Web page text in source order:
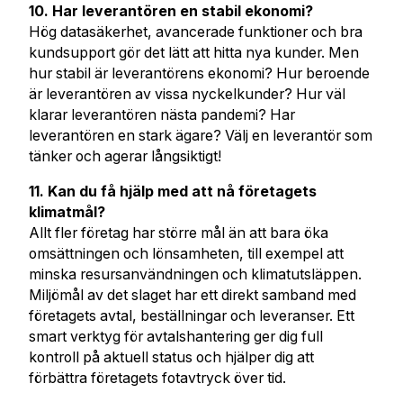
10. Har leverantören en stabil ekonomi?
Hög datasäkerhet, avancerade funktioner och bra
kundsupport gör det lätt att hitta nya kunder. Men
hur stabil är leverantörens ekonomi? Hur beroende
är leverantören av vissa nyckelkunder? Hur väl
klarar leverantören nästa pandemi? Har
leverantören en stark ägare? Välj en leverantör som
tänker och agerar långsiktigt!
11. Kan du få hjälp med att nå företagets
klimatmål?
Allt fler företag har större mål än att bara öka
omsättningen och lönsamheten, till exempel att
minska resursanvändningen och klimatutsläppen.
Miljömål av det slaget har ett direkt samband med
företagets avtal, beställningar och leveranser. Ett
smart verktyg för avtalshantering ger dig full
kontroll på aktuell status och hjälper dig att
förbättra företagets fotavtryck över tid.